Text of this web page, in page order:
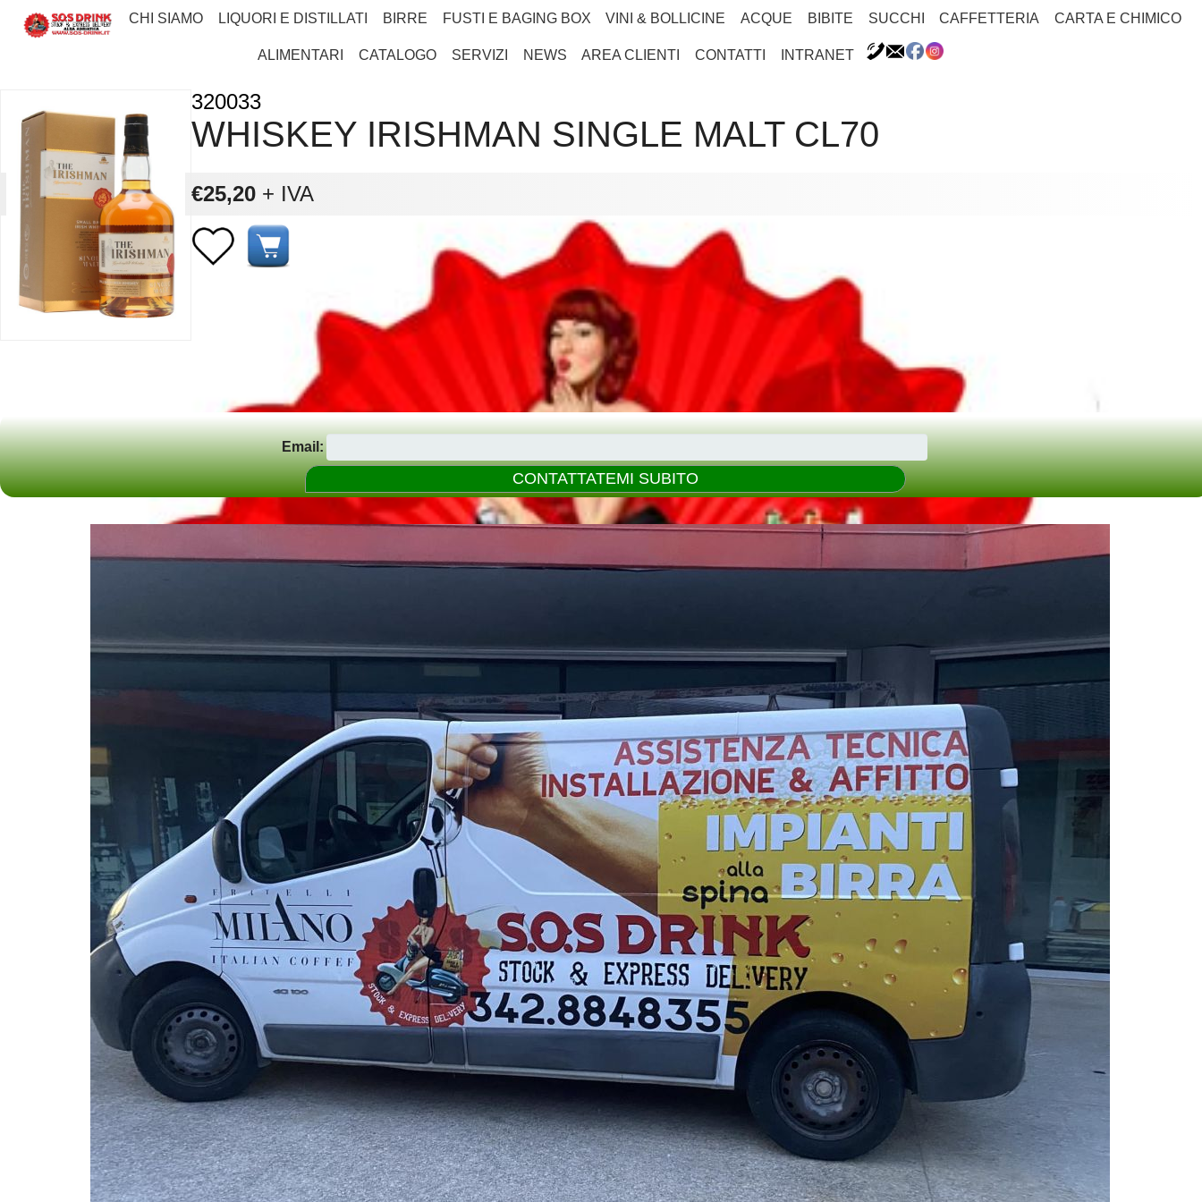
CHI SIAMO LIQUORI E DISTILLATI BIRRE FUSTI E BAGING BOX VINI & BOLLICINE ACQUE BIBITE SUCCHI CAFFETTERIA CARTA E CHIMICO
ALIMENTARI CATALOGO SERVIZI NEWS AREA CLIENTI CONTATTI INTRANET
320033
WHISKEY IRISHMAN SINGLE MALT CL70
€25,20 + IVA
Email: